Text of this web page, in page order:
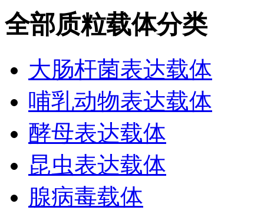
全部质粒载体分类
大肠杆菌表达载体
哺乳动物表达载体
酵母表达载体
昆虫表达载体
腺病毒载体